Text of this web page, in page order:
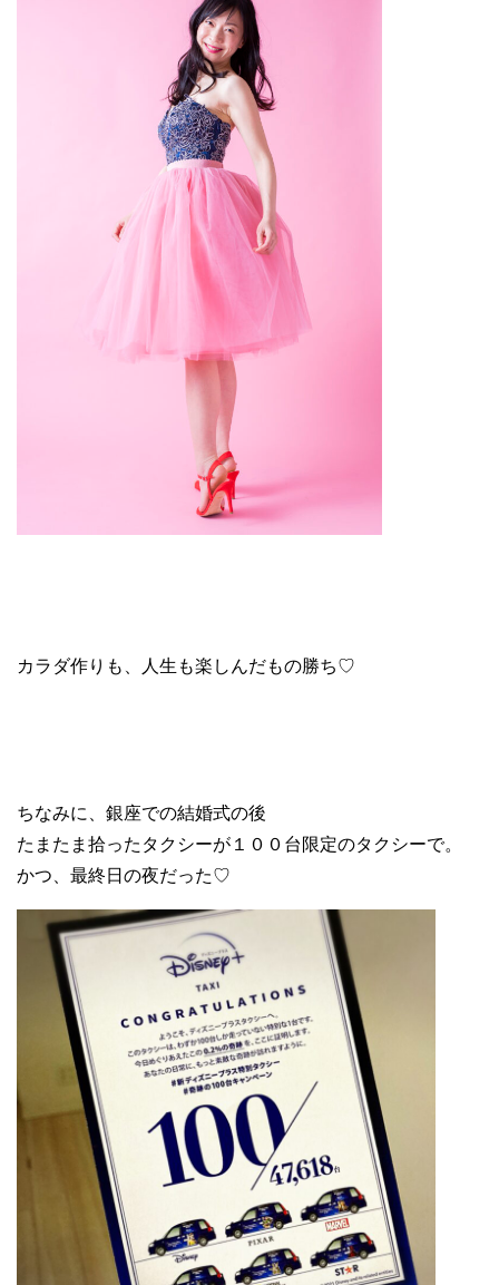
カラダ作りも、人生も楽しんだもの勝ち♡
ちなみに、銀座での結婚式の後
たまたま拾ったタクシーが１００台限定のタクシーで。
かつ、最終日の夜だった♡